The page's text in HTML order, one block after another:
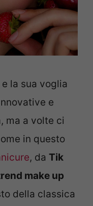
la sua voglia
e
ma a volte ci
in questo
, da Tik
make up
della classica